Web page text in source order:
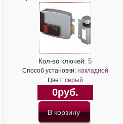
Кол-во ключей: 5
Способ установки: накладной
Цвет: серый
0руб.